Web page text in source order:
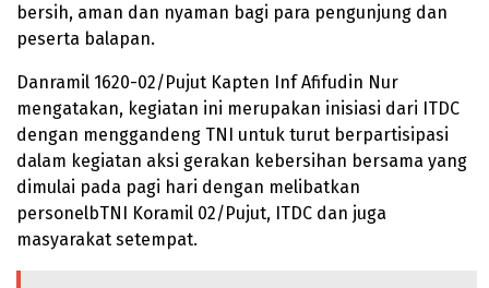
bersih, aman dan nyaman bagi para pengunjung dan
peserta balapan.
Danramil 1620-02/Pujut Kapten Inf Afifudin Nur
mengatakan, kegiatan ini merupakan inisiasi dari ITDC
dengan menggandeng TNI untuk turut berpartisipasi
dalam kegiatan aksi gerakan kebersihan bersama yang
dimulai pada pagi hari dengan melibatkan
personelbTNI Koramil 02/Pujut, ITDC dan juga
masyarakat setempat.